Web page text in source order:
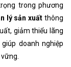
trong phương
lý sản xuất thông
giảm thiểu lãng
doanh nghiệp